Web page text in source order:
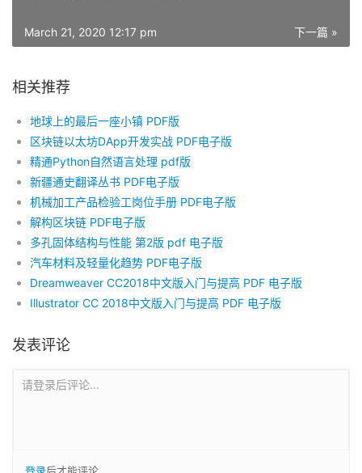
下一篇 »
March 21, 2020 12:17 pm
相关推荐
地球上的最后一座小镇 PDF版
区块链以太坊DApp开发实战 PDF电子版
精通Python自然语言处理 pdf版
新疆通史翻译丛书 PDF电子版
机械加工产品检验工岗位手册 PDF电子版
解构区块链 PDF电子版
多孔固体结构与性能 第2版 pdf 电子版
汽车材料及轻量化趋势 PDF电子版
Dreamweaver CC2018中文版入门与提高 PDF 电子版
Illustrator CC 2018中文版入门与提高 PDF 电子版
发表评论
请登录后评论...